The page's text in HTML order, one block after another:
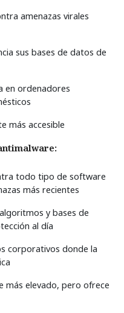
amenazas virales
sus bases de datos de
en ordenadores
más accesible
todo tipo de software
más recientes
y bases de
al día
corporativos donde la
más elevado, pero ofrece